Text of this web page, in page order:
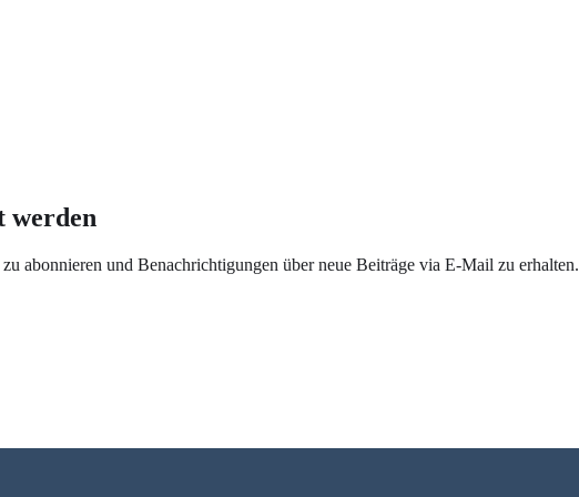
werden
abonnieren und Benachrichtigungen über neue Beiträge via E-Mail zu erhalten.